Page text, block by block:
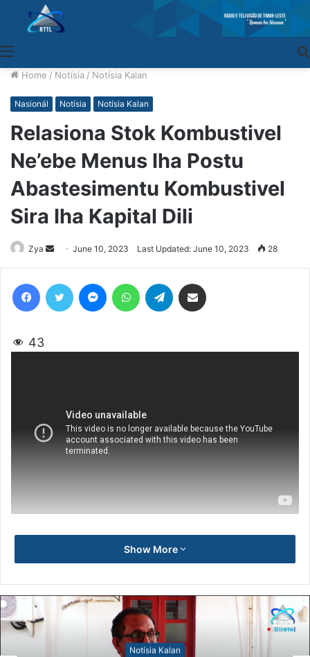
Home / Notísia / Notísia Kalan
Nasionál Notísia Notísia Kalan
Relasiona Stok Kombustivel
Ne’ebe Menus Iha Postu
Abastesimentu Kombustivel
Sira Iha Kapital Dili
Zya
Send
an
email
June 10, 2023 Last Updated: June 10, 2023 28
43
Show More
Notísia Kalan